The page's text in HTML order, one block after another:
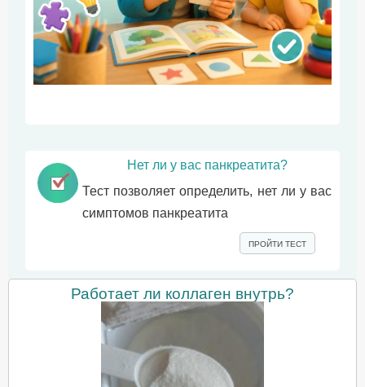
Нет ли у вас панкреатита?
Тест позволяет определить, нет ли у вас
симптомов панкреатита
ПРОЙТИ ТЕСТ
Работает ли коллаген внутрь?